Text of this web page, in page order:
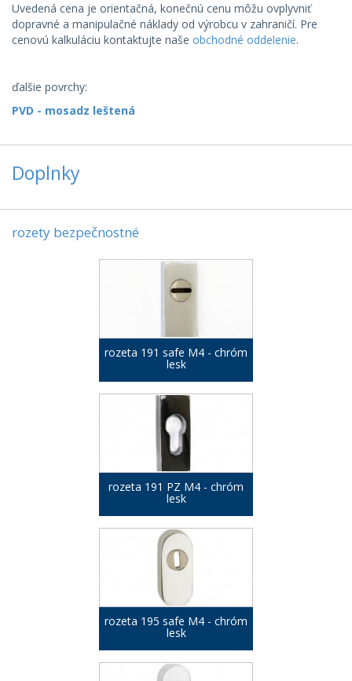
Uvedená cena je orientačná, konečnú cenu môžu ovplyvniť
dopravné a manipulačné náklady od výrobcu v zahraničí. Pre
cenovú kalkuláciu kontaktujte naše obchodné oddelenie.
ďalšie povrchy:
PVD - mosadz leštená
Doplnky
rozety bezpečnostné
rozeta 191 safe M4 - chróm
lesk
rozeta 191 PZ M4 - chróm
lesk
rozeta 195 safe M4 - chróm
lesk